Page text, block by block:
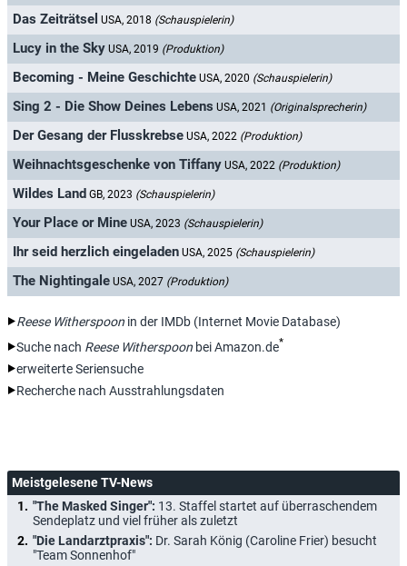
Das Zeiträtsel USA, 2018 (Schauspielerin)
Lucy in the Sky USA, 2019 (Produktion)
Becoming - Meine Geschichte USA, 2020 (Schauspielerin)
Sing 2 - Die Show Deines Lebens USA, 2021 (Originalsprecherin)
Der Gesang der Flusskrebse USA, 2022 (Produktion)
Weihnachtsgeschenke von Tiffany USA, 2022 (Produktion)
Wildes Land GB, 2023 (Schauspielerin)
Your Place or Mine USA, 2023 (Schauspielerin)
Ihr seid herzlich eingeladen USA, 2025 (Schauspielerin)
The Nightingale USA, 2027 (Produktion)
Reese Witherspoon in der IMDb (Internet Movie Database)
Suche nach Reese Witherspoon bei Amazon.de*
erweiterte Seriensuche
Recherche nach Ausstrahlungsdaten
Meistgelesene TV-News
"The Masked Singer": 13. Staffel startet auf überraschendem
Sendeplatz und viel früher als zuletzt
"Die Landarztpraxis": Dr. Sarah König (Caroline Frier) besucht
"Team Sonnenhof"